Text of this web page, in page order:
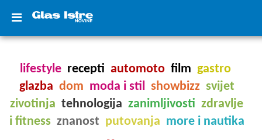
lifestyle recepti automoto film gastro
glazba dom moda i stil showbizz svijet
zivotinja tehnologija zanimljivosti zdravlje
i fitness znanost putovanja more i nautika